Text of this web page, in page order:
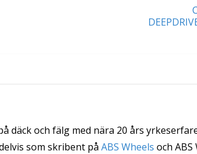
däck och fälg med nära 20 års
som skribent påABS Wheels och